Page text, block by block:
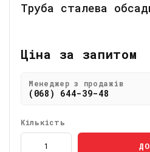
Труба сталева
Ціна за запитом
Менеджер з продажів
(068) 644-39-48
Кількість